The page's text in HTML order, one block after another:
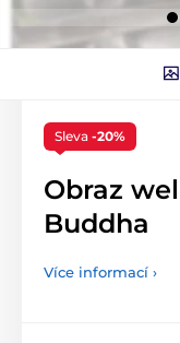
Sleva -20%
Obraz
Buddha
Více informací ›